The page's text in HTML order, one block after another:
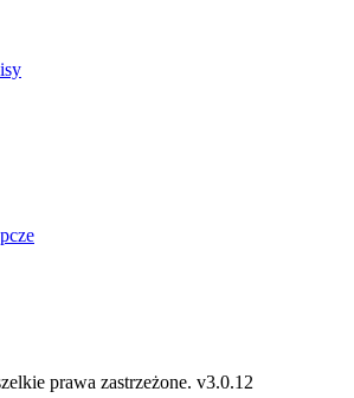
prawa zastrzeżone. v3.0.12